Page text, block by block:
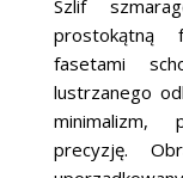
Szlif
prostokątną
fasetami
lustrzanego
minimalizm,
precyzję.